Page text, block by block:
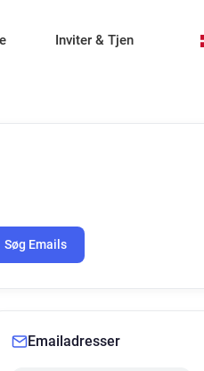
Inviter & Tjen
Søg Emails
Emailadresser